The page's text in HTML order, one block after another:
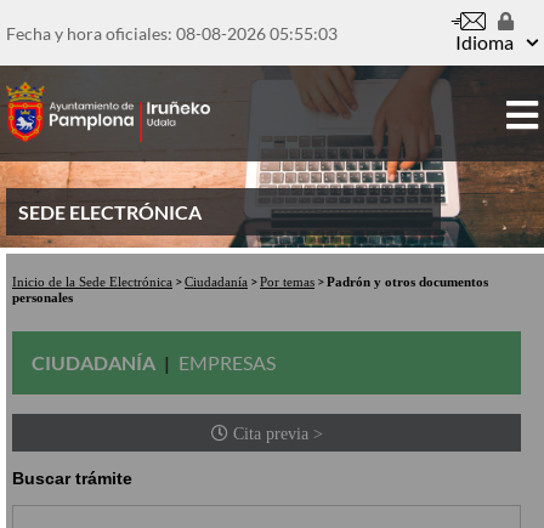
al
principal
Fecha y hora oficiales: 08-08-202605:55:03 Idioma
SEDE ELECTRÓNICA
Inicio de la Sede Electrónica Ciudadanía Por temas
Padrón y otros documentos
personales
CIUDADANÍA EMPRESAS
Cita previa >
Buscar trámite